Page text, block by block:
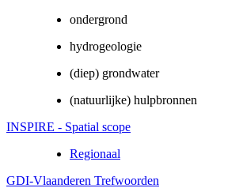
ondergrond
hydrogeologie
(diep) grondwater
(natuurlijke) hulpbronnen
INSPIRE - Spatial scope
Regionaal
GDI-Vlaanderen Trefwoorden